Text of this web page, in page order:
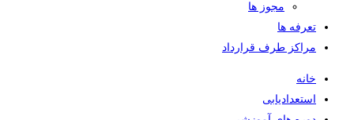
مجوز ها
تعرفه ها
مراکز طرف قرارداد
خانه
استعدادیابی